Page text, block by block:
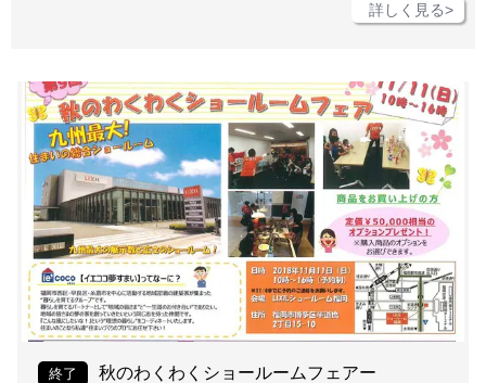
詳しく見る>
終了 秋のわくわくショールームフェアー